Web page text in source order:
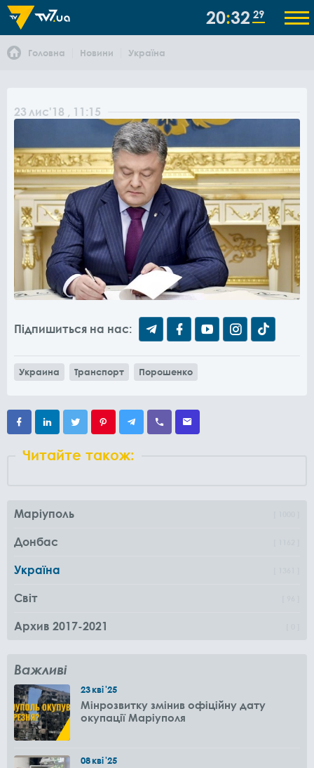
20 32 29
Головна Новини Україна
23 лис'18 , 11:15
Підпишиться на нас:
Украина Транспорт Порошенко
Читайте також:
Маріуполь
Донбас
Україна
Світ
Архив 2017-2021
Важливі
23кві'25
Мінрозвитку змінив офіційну дату
окупації Маріуполя
08кві'25